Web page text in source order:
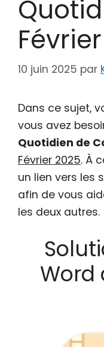
10 juin 2025 par
Dans ce sujet,
vous avez
Quotidien de
Février 2025. À
un lien vers les
afin de vous
les deux autres.
Word